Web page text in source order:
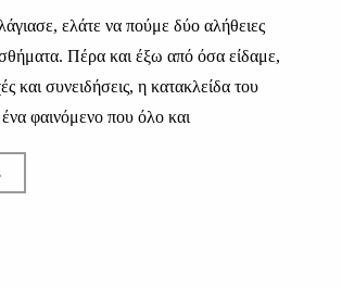
ελάτε να πούμε δύο αλήθειες
Πέρα και έξω από όσα είδαμε,
και συνειδήσεις, η κατακλείδα του
φαινόμενο που όλο και